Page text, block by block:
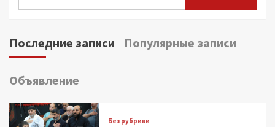
Последние записи Популярные записи
Объявление
Без рубрики